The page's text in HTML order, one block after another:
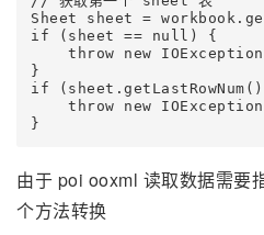
Sheet sheet =
if (sheet == null) {
throw new
}
if
throw new
由于 poi ooxml 读取数据需要
个方法转换